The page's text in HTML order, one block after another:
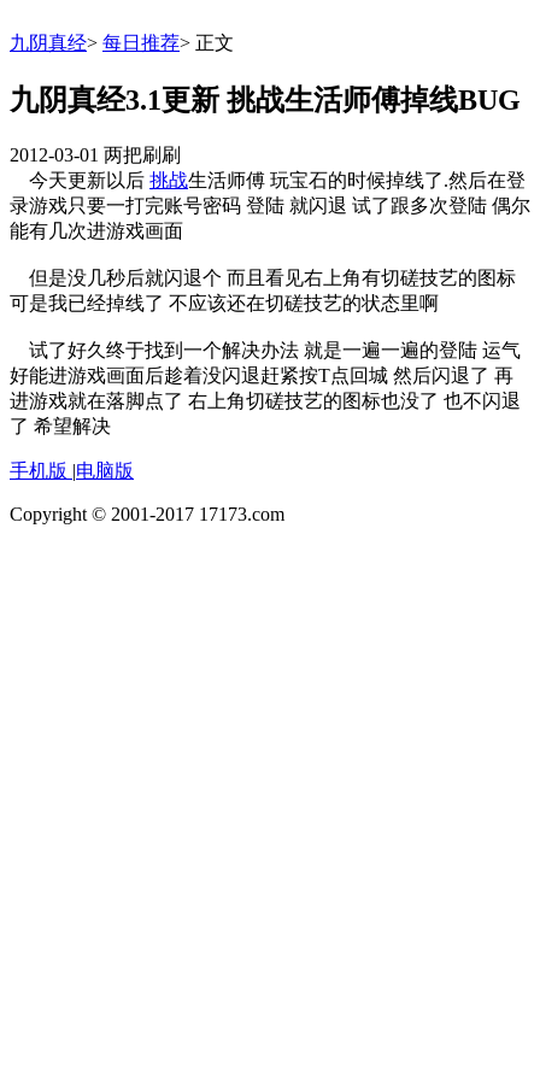
九阴真经> 每日推荐> 正文
九阴真经3.1更新 挑战生活师傅掉线BUG
2012-03-01 两把刷刷
今天更新以后 挑战生活师傅 玩宝石的时候掉线了.然后在登
录游戏只要一打完账号密码 登陆 就闪退 试了跟多次登陆 偶尔
能有几次进游戏画面
但是没几秒后就闪退个 而且看见右上角有切磋技艺的图标
可是我已经掉线了 不应该还在切磋技艺的状态里啊
试了好久终于找到一个解决办法 就是一遍一遍的登陆 运气
好能进游戏画面后趁着没闪退赶紧按T点回城 然后闪退了 再
进游戏就在落脚点了 右上角切磋技艺的图标也没了 也不闪退
了 希望解决
手机版 |电脑版
Copyright © 2001-2017 17173.com